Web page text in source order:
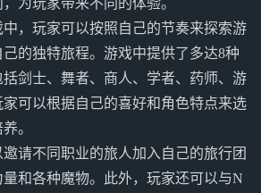
为玩家带来不同的体验。
，玩家可以按照自己的节奏来探索游
的独特旅程。游戏中提供了多达8种
剑士、舞者、商人、学者、药师、游
可以根据自己的喜好和角色特点来选
。
请不同职业的旅人加入自己的旅行团
和各种魔物。此外，玩家还可以与N